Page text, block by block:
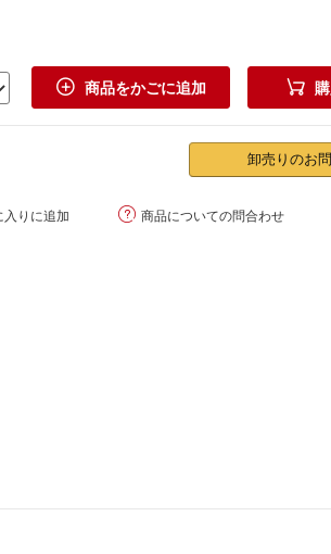
 商品をかごに追加 
卸売りのお
入りに追加  商品についての問合わせ